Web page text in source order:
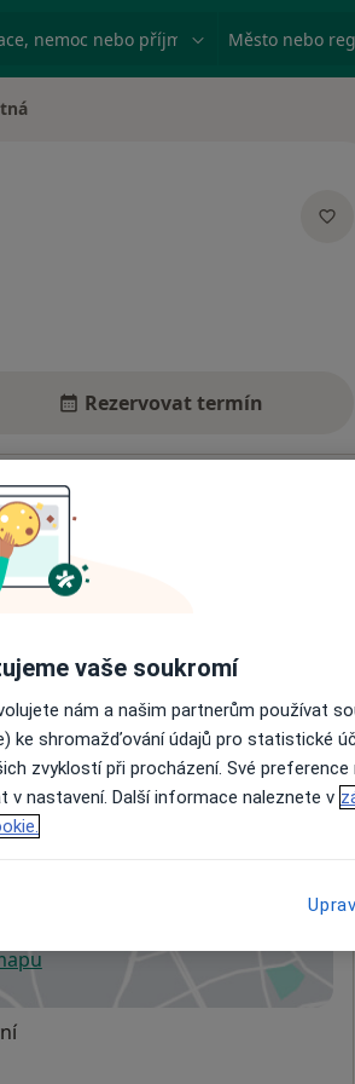
nemoc nebo příjmení Město nebo
Rezervovat termín
nejsou k dispozici
informace o svých službách.
v nové záložce
vaše soukromí
nám a našim partnerům používat
ke shromažďování údajů pro statistické
zvyklostí při procházení. Své
v nastavení. Další informace naleznete v